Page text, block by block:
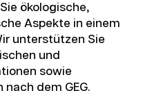
ökologische,
Aspekte in einem
unterstützen Sie
und
sowie
dem GEG.